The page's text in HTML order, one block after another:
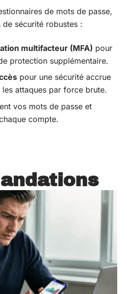
de mots de passe,
sécurité robustes :
multifacteur (MFA) pour
protection supplémentaire.
pour une sécurité accrue
attaques par force brute.
vos mots de passe et
compte.